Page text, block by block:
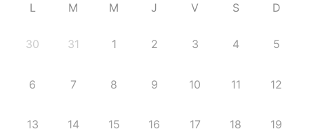
L M M J V S D
30 31 1 2 3 4 5
6 7 8 9 10 11 12
13 14 15 16 17 18 19